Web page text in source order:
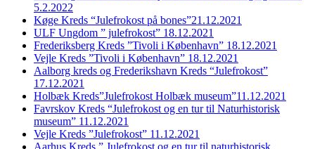
5.2.2022
Køge Kreds “Julefrokost på bones”21.12.2021
ULF Ungdom ” julefrokost” 18.12.2021
Frederiksberg Kreds ”Tivoli i København” 18.12.2021
Vejle Kreds ”Tivoli i København” 18.12.2021
Aalborg kreds og Frederikshavn Kreds “Julefrokost”
17.12.2021
Holbæk Kreds”Julefrokost Holbæk museum”11.12.2021
Favrskov Kreds “Julefrokost og en tur til Naturhistorisk
museum” 11.12.2021
Vejle Kreds ”Julefrokost” 11.12.2021
Aarhus Kreds ” Julefrokost og en tur til naturhistorisk